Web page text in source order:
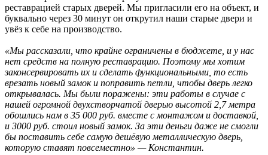
реставрацией старых дверей. Мы пригласили его на объект, и
буквально через 30 минут он открутил наши старые двери и
увёз к себе на производство.
«Мы рассказали, что крайне ограничены в бюджете, и у нас
нет средств на полную реставрацию. Поэтому мы хотим
законсервировать их и сделать функциональными, то есть
врезать новый замок и поправить петли, чтобы дверь легко
открывалась. Мы были поражены: эти работы в случае с
нашей огромной двухстворчатой дверью высотой 2,7 метра
обошлись нам в 35 000 руб. вместе с монтажом и доставкой,
и 3000 руб. стоил новый замок. За эти деньги даже не смогли
бы поставить себе самую дешёвую металлическую дверь,
которую ставят повсеместно» — Константин.